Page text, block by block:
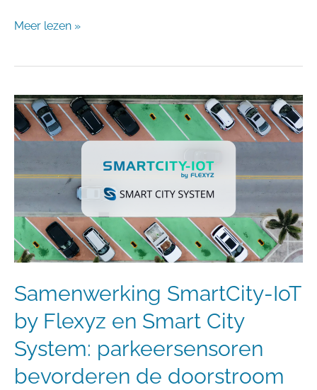
Meer lezen »
Samenwerking SmartCity-IoT
by Flexyz en Smart City
System: parkeersensoren
bevorderen de doorstroom
Samenwerking
SmartCity-
IoT
Flexyz
Smart
City
System:
parkeersensoren
de